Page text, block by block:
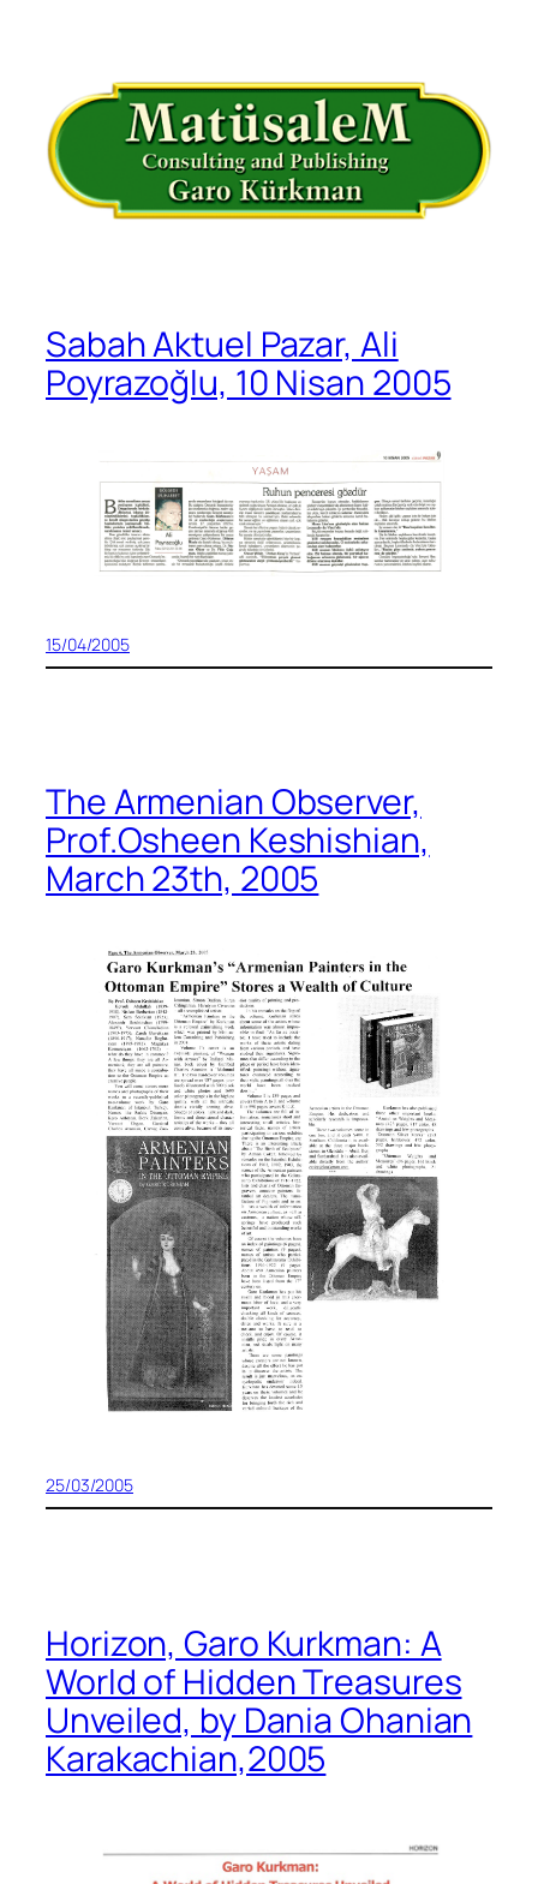
Sabah Aktuel Pazar, Ali
Poyrazoğlu, 10 Nisan 2005
15/04/2005
The Armenian Observer,
Prof.Osheen Keshishian,
March 23th, 2005
25/03/2005
Horizon, Garo Kurkman: A
World of Hidden Treasures
Unveiled, by Dania Ohanian
Karakachian,2005